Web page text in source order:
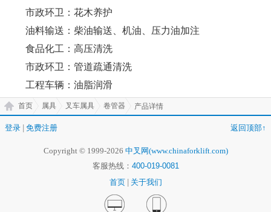
市政环卫：花木养护
油料输送：柴油输送、机油、压力油加注
食品化工：高压清洗
市政环卫：管道疏通清洗
工程车辆：油脂润滑
首页 属具 叉车属具 卷管器 产品详情
登录 免费注册 返回顶部↑
Copyright © 1999-2026 中叉网(www.chinaforklift.com)
客服热线： 400-019-0081
首页
关于我们